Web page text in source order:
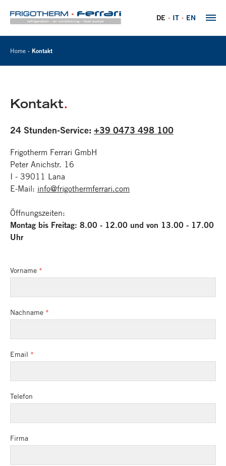
DE IT EN
Home Kontakt
Kontakt.
24 Stunden-Service: +39 0473 498 100
Frigotherm Ferrari GmbH
Peter Anichstr. 16
I - 39011 Lana
E-Mail: info@frigothermferrari.com
Öffnungszeiten:
Montag bis Freitag: 8.00 - 12.00 und von 13.00 - 17.00
Uhr
Vorname
Nachname
Email
Telefon
Firma